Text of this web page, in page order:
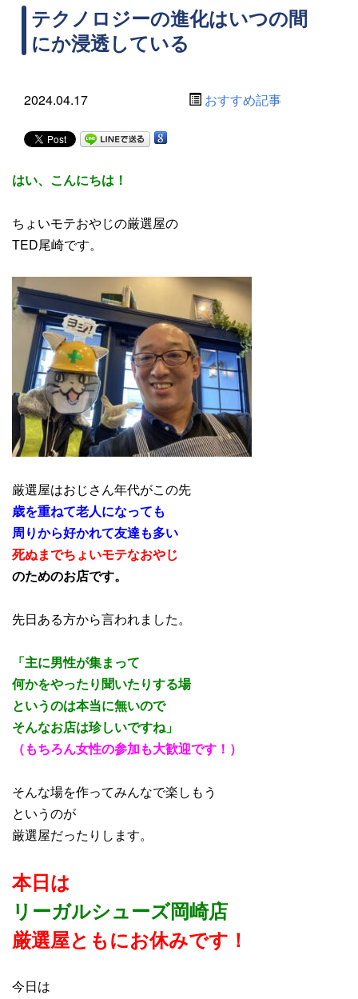
テクノロジーの進化はいつの間
にか浸透している
2024.04.17 おすすめ記事
はい、こんにちは！
ちょいモテおやじの厳選屋の
TED尾崎です。
厳選屋はおじさん年代がこの先
歳を重ねて老人になっても
周りから好かれて友達も多い
死ぬまでちょいモテなおやじ
のためのお店です。
先日ある方から言われました。
「主に男性が集まって
何かをやったり聞いたりする場
というのは本当に無いので
そんなお店は珍しいですね」
（もちろん女性の参加も大歓迎です！）
そんな場を作ってみんなで楽しもう
というのが
厳選屋だったりします。
本日は
リーガルシューズ岡崎店
厳選屋ともにお休みです！
今日は